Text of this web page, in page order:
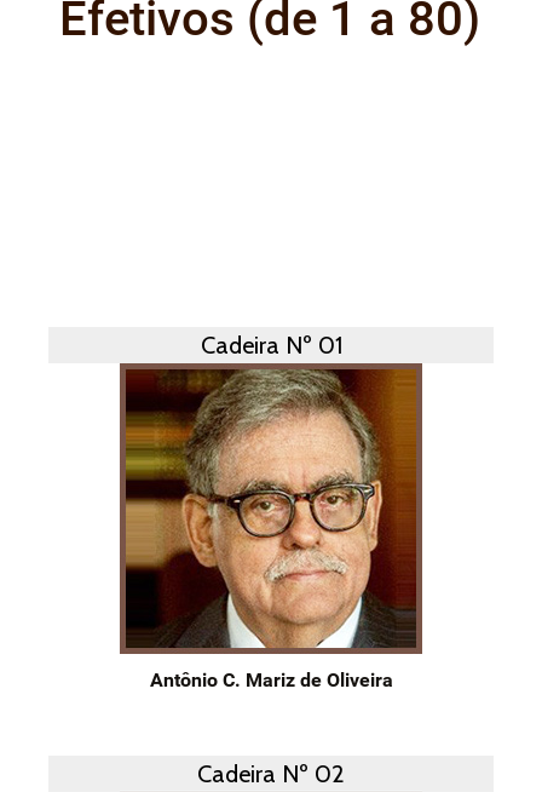
Efetivos (de 1 a 80)
Cadeira Nº 01
Antônio C. Mariz de Oliveira
Cadeira Nº 02